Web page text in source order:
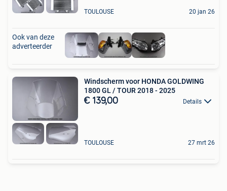
TOULOUSE 20 jan 26
Ook van deze
adverteerder
Windscherm voor HONDA GOLDWING
1800 GL / TOUR 2018 - 2025
€ 139,00 Details
TOULOUSE 27 mrt 26